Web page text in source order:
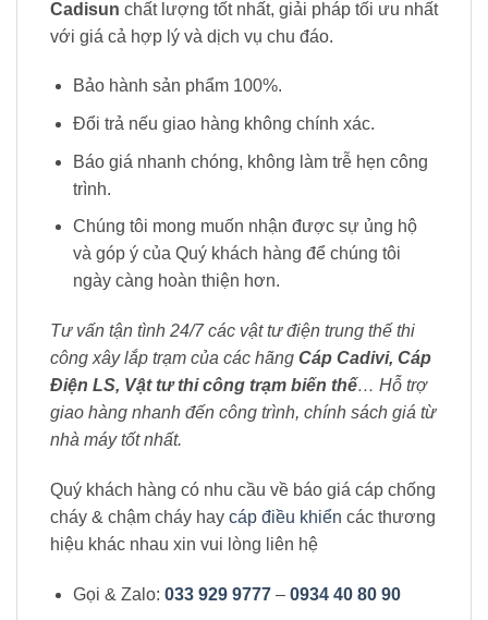
Cadisun chất lượng tốt nhất, giải pháp tối ưu nhất
với giá cả hợp lý và dịch vụ chu đáo.
Bảo hành sản phẩm 100%.
Đổi trả nếu giao hàng không chính xác.
Báo giá nhanh chóng, không làm trễ hẹn công
trình.
Chúng tôi mong muốn nhận được sự ủng hộ
và góp ý của Quý khách hàng để chúng tôi
ngày càng hoàn thiện hơn.
Tư vấn tận tình 24/7 các vật tư điện trung thế thi
công xây lắp trạm của các hãng Cáp Cadivi, Cáp
Điện LS, Vật tư thi công trạm biến thế… Hỗ trợ
giao hàng nhanh đến công trình, chính sách giá từ
nhà máy tốt nhất.
Quý khách hàng có nhu cầu về báo giá cáp chống
cháy & chậm cháy hay cáp điều khiển các thương
hiệu khác nhau xin vui lòng liên hệ
Gọi & Zalo: 033 929 9777 – 0934 40 80 90